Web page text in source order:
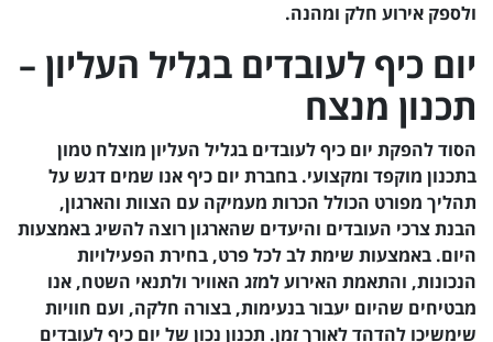
ולספק אירוע חלק ומהנה.
יום כיף לעובדים בגליל העליון –
תכנון מנצח
הסוד להפקת יום כיף לעובדים בגליל העליון מוצלח טמון
בתכנון מוקפד ומקצועי. בחברת יום כיף אנו שמים דגש על
תהליך מפורט הכולל הכרות מעמיקה עם הצוות והארגון,
הבנת צרכי העובדים והיעדים שהארגון רוצה להשיג באמצעות
היום. באמצעות שימת לב לכל פרט, בחירת הפעילויות
הנכונות, והתאמת האירוע למזג האוויר ולתנאי השטח, אנו
מבטיחים שהיום יעבור בנעימות, בצורה חלקה, ועם חוויות
שימשיכו להדהד לאורך זמן. תכנון נכון של יום כיף לעובדים